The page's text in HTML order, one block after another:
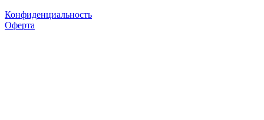
Конфиденциальность
Оферта